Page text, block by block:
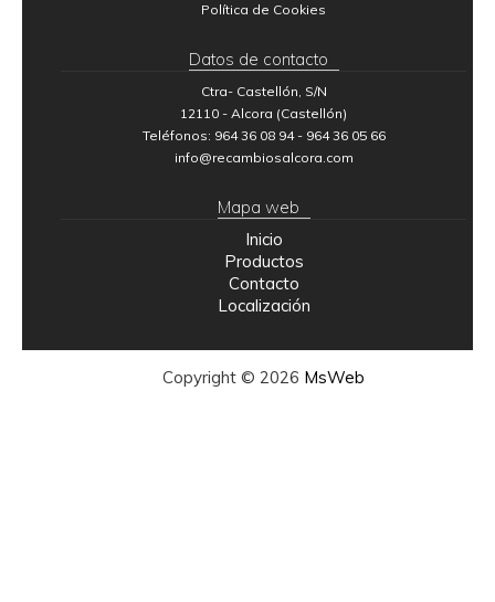
Política de Cookies
Datos de contacto
Ctra- Castellón, S/N
12110 - Alcora (Castellón)
Teléfonos: 964 36 08 94 - 964 36 05 66
info@recambiosalcora.com
Mapa web
Inicio
Productos
Contacto
Localización
Copyright © 2026 MsWeb